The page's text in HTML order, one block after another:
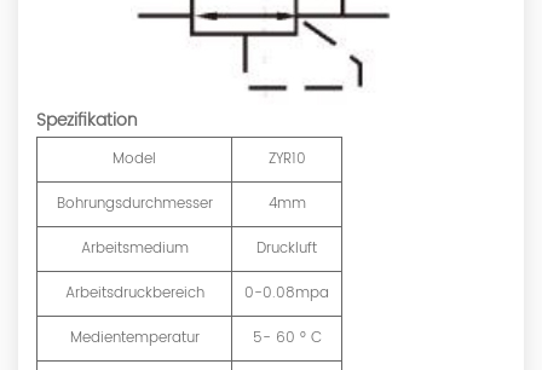
Spezifikation
Model
ZYR10
Bohrungsdurchmesser
4mm
Arbeitsmedium
Druckluft
Arbeitsdruckbereich
0-0.08mpa
Medientemperatur
5- 60 ° C